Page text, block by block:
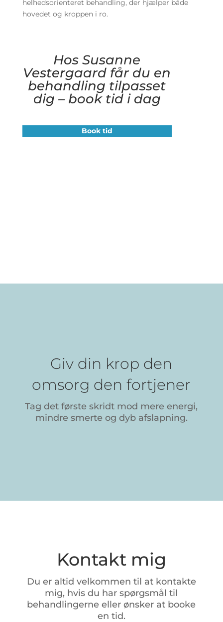
helhedsorienteret behandling, der hjælper både
hovedet og kroppen i ro.
Hos Susanne
Vestergaard får du en
behandling tilpasset
dig – book tid i dag
Book tid
Giv din krop den
omsorg den fortjener
Tag det første skridt mod mere energi,
mindre smerte og dyb afslapning.
Kontakt mig
Du er altid velkommen til at kontakte
mig, hvisdu harspørgsmåltil
behandlingerneellerønsker at booke
en tid.